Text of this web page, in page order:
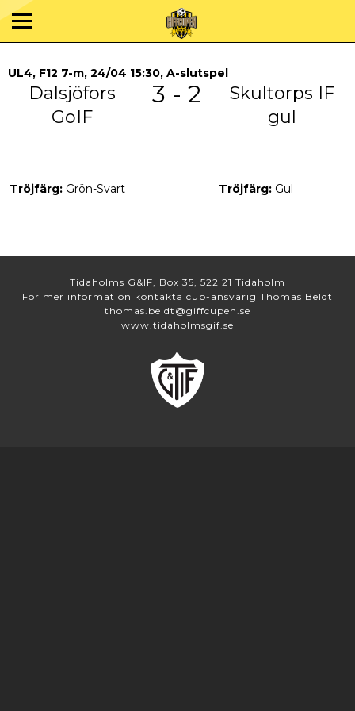
UL4, F12 7-m, 24/04 15:30, A-slutspel
Dalsjöfors
GoIF
3 - 2
Skultorps IF
gul
Tröjfärg: Grön-Svart Tröjfärg: Gul
Tidaholms G&IF, Box 35, 522 21 Tidaholm
För mer information kontakta cup-ansvarig Thomas Beldt
thomas.beldt@giffcupen.se
www.tidaholmsgif.se